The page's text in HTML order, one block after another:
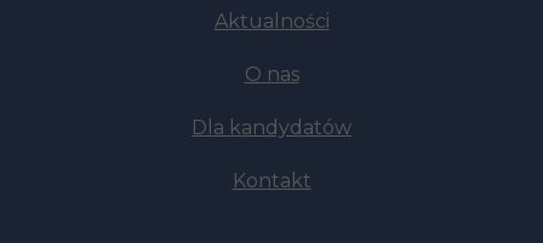
Aktualności
O nas
Dla kandydatów
Kontakt